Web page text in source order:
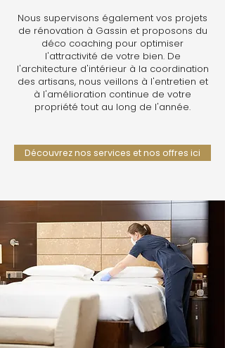
Nous supervisons également vos projets
de rénovation à Gassin et proposons du
déco coaching pour optimiser
l'attractivité de votre bien. De
l'architecture d'intérieur à la coordination
des artisans, nous veillons à l'entretien et
à l'amélioration continue de votre
propriété tout au long de l'année.
Découvrez nos services et nos offres ici